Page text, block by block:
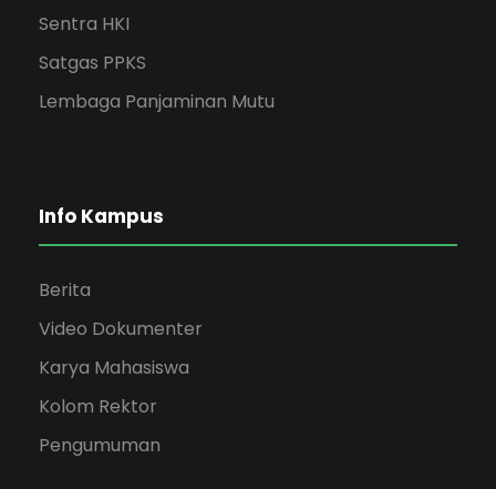
Sentra HKI
Satgas PPKS
Lembaga Panjaminan Mutu
Info Kampus
Berita
Video Dokumenter
Karya Mahasiswa
Kolom Rektor
Pengumuman